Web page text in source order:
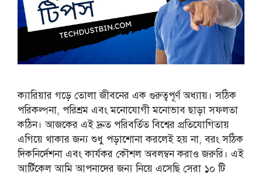
ক্যারিয়ার গড়ে তোলা জীবনের এক গুরুত্বপূর্ণ অধ্যায়। সঠিক
পরিকল্পনা, পরিশ্রম এবং মনোযোগী মনোভাব ছাড়া সফলতা
কঠিন। আজকের এই দ্রুত পরিবর্তিত বিশ্বের প্রতিযোগিতায়
এগিয়ে থাকার জন্য শুধু পড়াশোনা করলেই হয় না, বরং সঠিক
দিকনির্দেশনা এবং কার্যকর কৌশল অবলম্বন করাও জরুরি। এই
আর্টিকেল আমি আপনাদের জন্য নিয়ে এসেছি সেরা ১০ টি